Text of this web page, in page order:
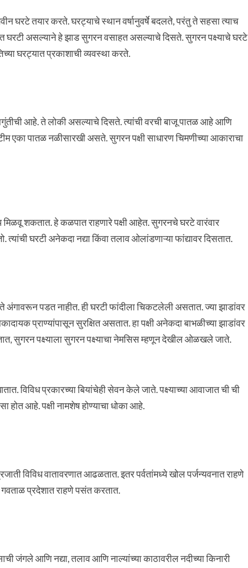
घरटे तयार करते. घरट्याचे स्थान वर्षानुवर्षे बदलते, परंतु ते सहसा त्याच
घरटी असल्याने हे झाड सुगरन वसाहत असल्याचे दिसते. सुगरन पक्ष्याचे घरटे
घरट्यात प्रकाशाची व्यवस्था करते.
आहे. ते लोकी असल्याचे दिसते. त्यांची वरची बाजू पातळ आहे आणि
एका पातळ नळीसारखी असते. सुगरन पक्षी साधारण चिमणीच्या आकाराचा
शकतात. हे कळपात राहणारे पक्षी आहेत. सुगरनचे घरटे वारंवार
घरटी अनेकदा नद्या किंवा तलाव ओलांडणाऱ्या फांद्यावर दिसतात.
अंगावरून पडत नाहीत. ही घरटी फांदीला चिकटलेली असतात. ज्या झाडांवर
प्राण्यांपासून सुरक्षित असतात. हा पक्षी अनेकदा बाभळीच्या झाडांवर
सुगरन पक्ष्याला सुगरन पक्ष्याचा नेमसिस म्हणून देखील ओळखले जाते.
विविध प्रकारच्या बियांचेही सेवन केले जाते. पक्ष्याच्या आवाजात ची ची
होत आहे. पक्षी नामशेष होण्याचा धोका आहे.
विविध वातावरणात आढळतात. इतर पर्वतांमध्ये खोल पर्जन्यवनात राहणे
प्रदेशात राहणे पसंत करतात.
आणि नद्या, तलाव आणि नाल्यांच्या काठावरील नदीच्या किनारी